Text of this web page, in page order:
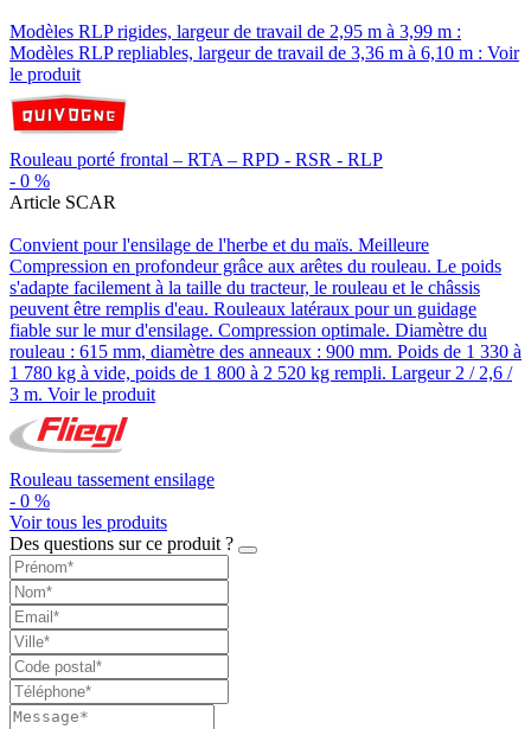
Modèles RLP rigides, largeur de travail de 2,95 m à 3,99 m :
Modèles RLP repliables, largeur de travail de 3,36 m à 6,10 m : Voir
le produit
Rouleau porté frontal – RTA – RPD - RSR - RLP
- 0 %
Article SCAR
Convient pour l'ensilage de l'herbe et du maïs. Meilleure
Compression en profondeur grâce aux arêtes du rouleau. Le poids
s'adapte facilement à la taille du tracteur, le rouleau et le châssis
peuvent être remplis d'eau. Rouleaux latéraux pour un guidage
fiable sur le mur d'ensilage. Compression optimale. Diamètre du
rouleau : 615 mm, diamètre des anneaux : 900 mm. Poids de 1 330 à
1 780 kg à vide, poids de 1 800 à 2 520 kg rempli. Largeur 2 / 2,6 /
3 m. Voir le produit
Rouleau tassement ensilage
- 0 %
Voir tous les produits
Des questions sur ce produit ?